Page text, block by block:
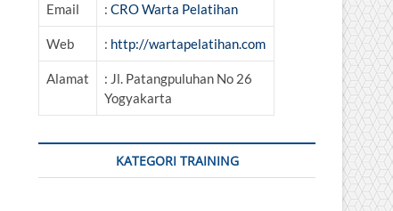
Email : CRO Warta Pelatihan
Web : http://wartapelatihan.com
Alamat
: Jl. Patangpuluhan No 26
Yogyakarta
KATEGORI TRAINING